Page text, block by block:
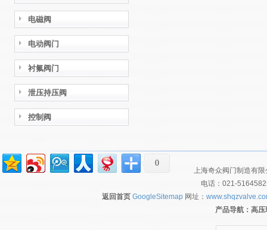
电磁阀
电动阀门
衬氟阀门
泄压持压阀
控制阀
0
上海奇众阀门制造有
电话：021-
返回首页 GoogleSitemap 网址：
产品导航： 高压